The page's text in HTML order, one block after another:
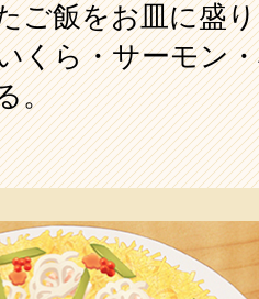
ご飯をお皿に盛
くら・サーモン
。